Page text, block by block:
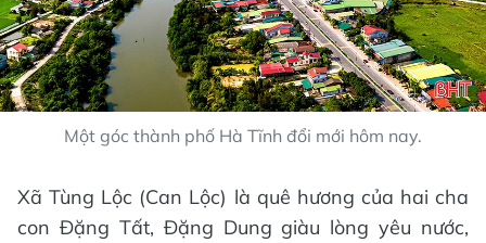
Một góc thành phố Hà Tĩnh đổi mới hôm nay.
Xã Tùng Lộc (Can Lộc) là quê hương của hai cha
con Đặng Tất, Đặng Dung giàu lòng yêu nước,